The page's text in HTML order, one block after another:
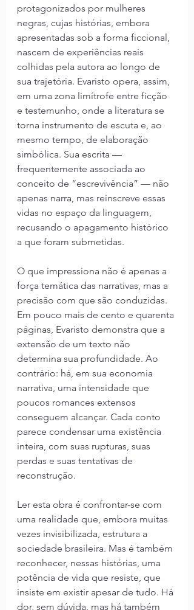
protagonizados por mulheres
negras, cujas histórias, embora
apresentadas sob a forma ficcional,
nascem de experiências reais
colhidas pela autora ao longo de
sua trajetória. Evaristo opera, assim,
em uma zona limítrofe entre ficção
e testemunho, onde a literatura se
torna instrumento de escuta e, ao
mesmo tempo, de elaboração
simbólica. Sua escrita —
frequentemente associada ao
conceito de “escrevivência” — não
apenas narra, mas reinscreve essas
vidas no espaço da linguagem,
recusando o apagamento histórico
a que foram submetidas.
O que impressiona não é apenas a
força temática das narrativas, mas a
precisão com que são conduzidas.
Em pouco mais de cento e quarenta
páginas, Evaristo demonstra que a
extensão de um texto não
determina sua profundidade. Ao
contrário: há, em sua economia
narrativa, uma intensidade que
poucos romances extensos
conseguem alcançar. Cada conto
parece condensar uma existência
inteira, com suas rupturas, suas
perdas e suas tentativas de
reconstrução.
Ler esta obra é confrontar-se com
uma realidade que, embora muitas
vezes invisibilizada, estrutura a
sociedade brasileira. Mas é também
reconhecer, nessas histórias, uma
potência de vida que resiste, que
insiste em existir apesar de tudo. Há
dor, sem dúvida, mas há também